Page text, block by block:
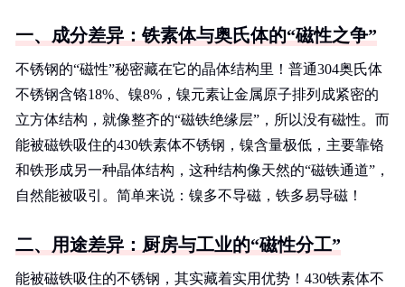
一、成分差异：铁素体与奥氏体的“磁性之争”
不锈钢的“磁性”秘密藏在它的晶体结构里！普通304奥氏体
不锈钢含铬18%、镍8%，镍元素让金属原子排列成紧密的
立方体结构，就像整齐的“磁铁绝缘层”，所以没有磁性。而
能被磁铁吸住的430铁素体不锈钢，镍含量极低，主要靠铬
和铁形成另一种晶体结构，这种结构像天然的“磁铁通道”，
自然能被吸引。简单来说：镍多不导磁，铁多易导磁！
二、用途差异：厨房与工业的“磁性分工”
能被磁铁吸住的不锈钢，其实藏着实用优势！430铁素体不